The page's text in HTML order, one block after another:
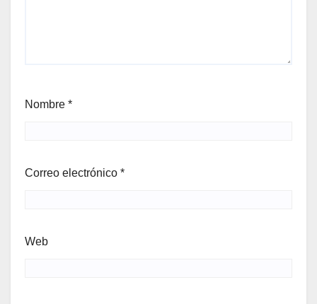
Nombre *
Correo electrónico *
Web